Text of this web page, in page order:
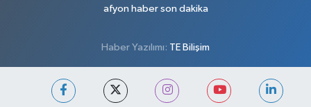
afyon haber son dakika
Haber Yazılımı: TE Bilişim